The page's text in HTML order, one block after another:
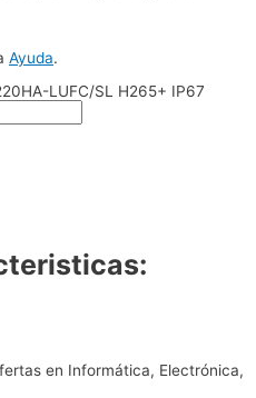
Ayuda.
LUFC/SL H265+ IP67
en Informática, Electrónica,